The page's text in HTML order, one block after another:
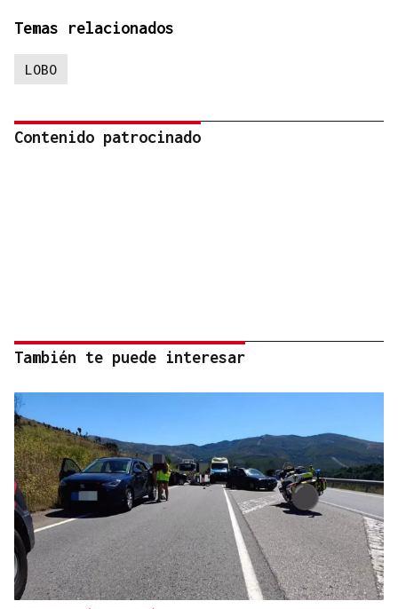
Temas relacionados
LOBO
Contenido patrocinado
También te puede interesar